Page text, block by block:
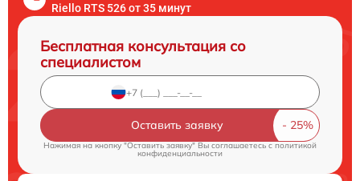
Riello RTS 526 от 35 минут
Бесплатная консультация со
специалистом
Оставить заявку
Нажимая на кнопку "Оставить заявку" Вы соглашаетесь c политикой
конфиденциальности